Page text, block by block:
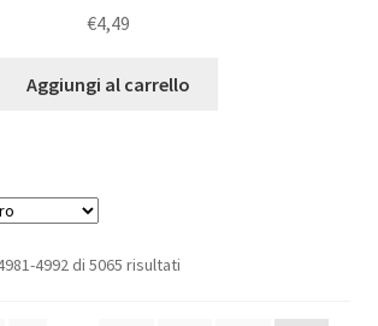
€4,49
Aggiungi al carrello
4992 di 5065 risultatiPrezzo: